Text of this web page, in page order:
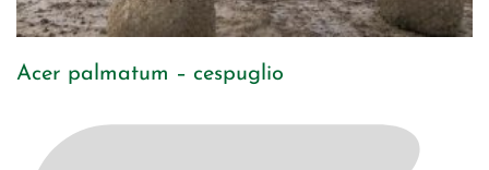
Acer palmatum – cespuglio